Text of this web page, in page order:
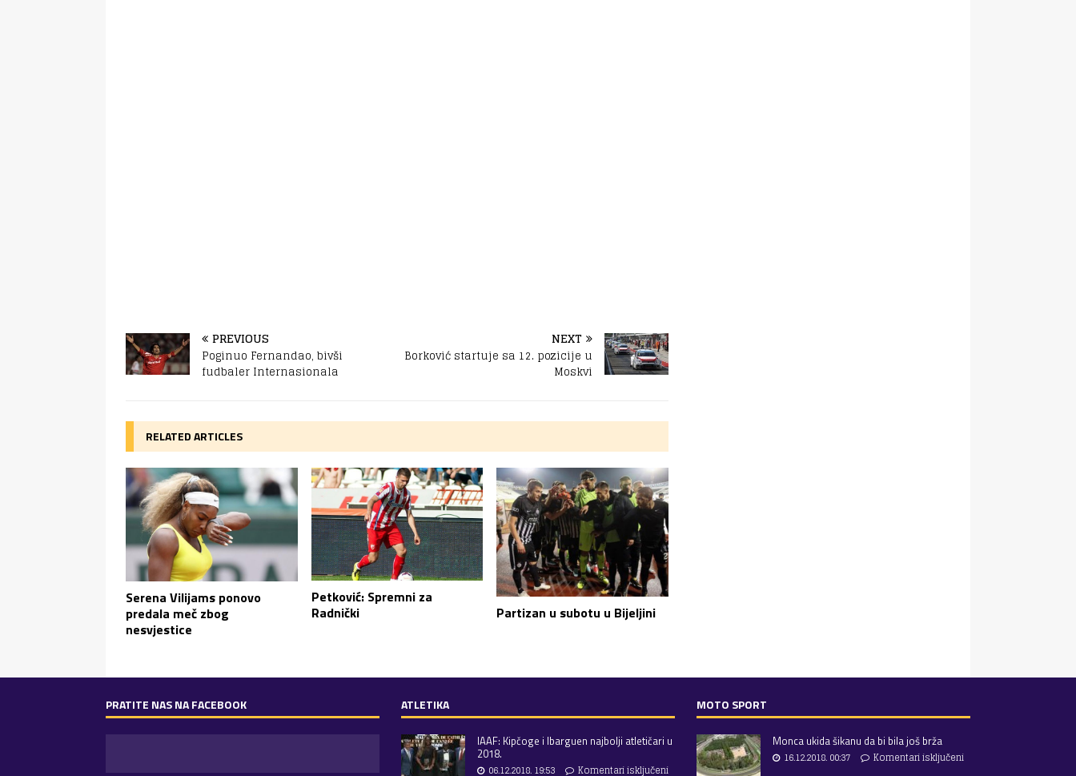
PREVIOUS
Poginuo Fernandao, bivši
fudbaler Internasionala
NEXT
Borković startuje sa 12. pozicije u
Moskvi
RELATED ARTICLES
Serena Vilijams ponovo
predala meč zbog
nesvjestice
Petković: Spremni za
Radnički
Partizan u subotu u Bijeljini
PRATITE NAS NA FACEBOOK ATLETIKA
IAAF: Kipčoge i Ibarguen najbolji atletičari u
2018.
06.12.2018. 19:53
Komentari isključeni
MOTO SPORT
Monca ukida šikanu da bi bila još brža
16.12.2018. 00:37
Komentari isključeni